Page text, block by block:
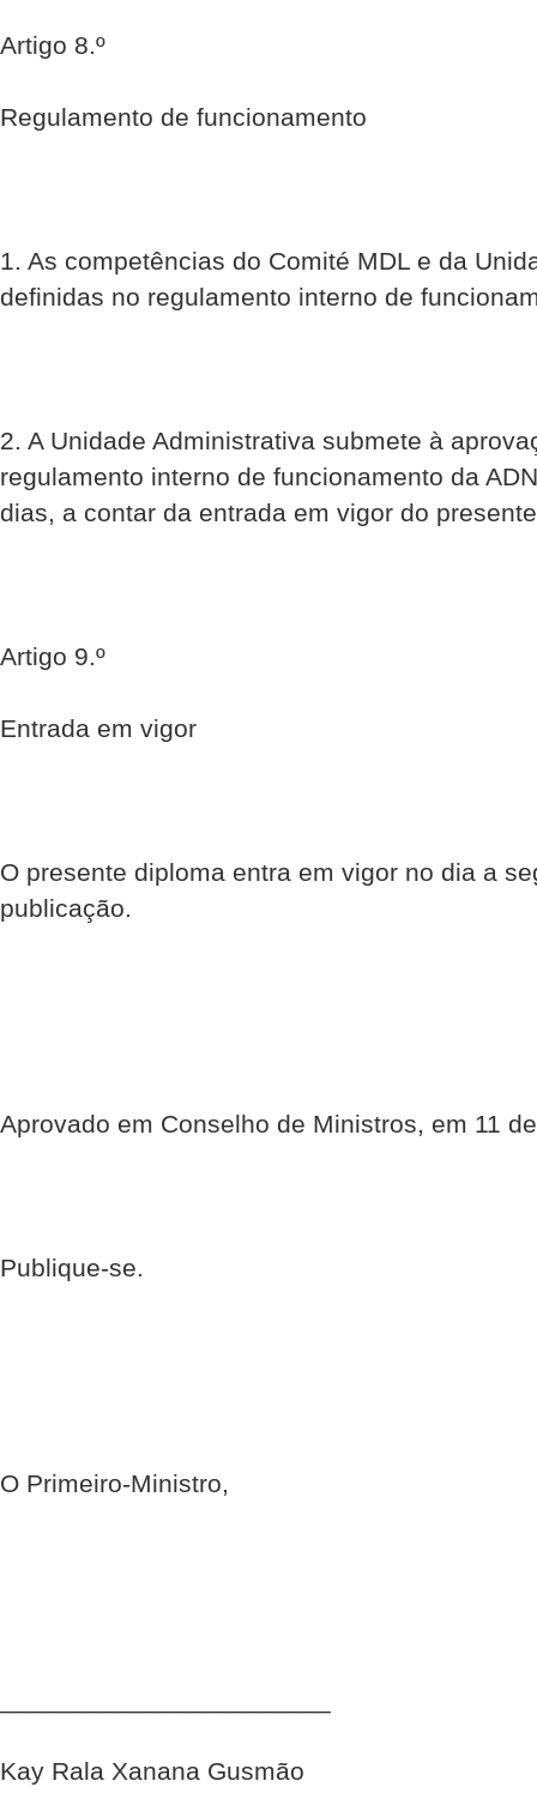
Artigo 8.º
Regulamento de funcionamento
1. As competências do Comité MDL e da
definidas no regulamento interno de
2. A Unidade Administrativa submete à
regulamento interno de funcionamento da
dias, a contar da entrada em vigor do
Artigo 9.º
Entrada em vigor
O presente diploma entra em vigor no dia a
publicação.
Aprovado em Conselho de Ministros, em 11
Publique-se.
O Primeiro-Ministro,
Kay Rala Xanana Gusmão